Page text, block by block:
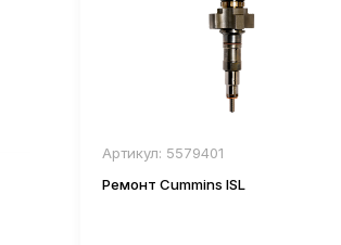
Ремонт Cummins ISL
Артикул: 5579401